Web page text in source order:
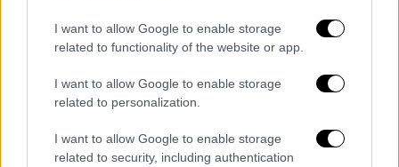
I want to allow Google to enable storage
related to functionality of the website or app.
I want to allow Google to enable storage
related to personalization.
I want to allow Google to enable storage
related to security, including authentication
Ελλάδα|20.08.2019 23:02
Χανιά: Άγνωστος άνδρας έβγαλε μαχαίρι
στα επείγοντα του νοσοκομείου
Λίγη ώρα αργότερα προσήχθη και
μεταφέρθηκε στο Αστυνομικό Μέγαρο της
πόλης